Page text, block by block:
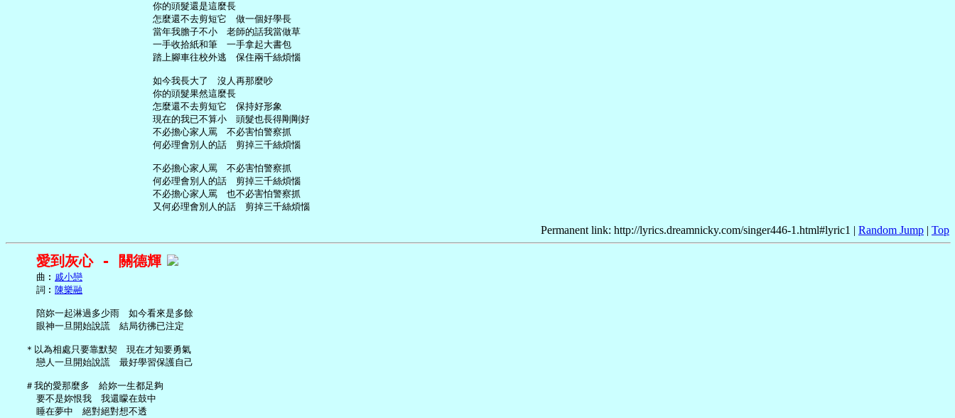
     你的頭髮還是這麼長
     怎麼還不去剪短它　做一個好學長
     當年我膽子不小　老師的話我當做草
     一手收拾紙和筆　一手拿起大書包
     踏上腳車往校外逃　保住兩千絲煩惱
     如今我長大了　沒人再那麼吵
     你的頭髮果然這麼長
     怎麼還不去剪短它　保持好形象
     現在的我已不算小　頭髮也長得剛剛好
     不必擔心家人罵　不必害怕警察抓
     何必理會別人的話　剪掉三千絲煩惱
     不必擔心家人罵　不必害怕警察抓
     何必理會別人的話　剪掉三千絲煩惱
     不必擔心家人罵　也不必害怕警察抓
Permanent link: http://lyrics.dreamnicky.com/singer446-1.html#lyric1 | Random Jump | Top
愛到灰心 - 關德輝
     曲︰
戚小戀
     詞︰
陳樂融
     陪妳一起淋過多少雨　如今看來是多餘
     眼神一旦開始說謊　結局彷彿已注定
   ＊以為相處只要靠默契　現在才知要勇氣
     戀人一旦開始說謊　最好學習保護自己
   ＃我的愛那麼多　給妳一生都足夠
     要不是妳恨我　我還矇在鼓中
     睡在夢中　絕對絕對想不透